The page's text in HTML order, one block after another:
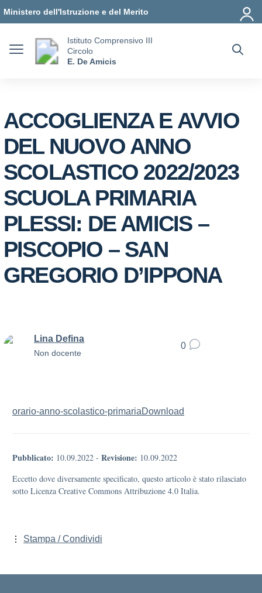
Ministero dell'Istruzione e del Merito
Istituto Comprensivo III
Circolo
E. De Amicis
ACCOGLIENZA E AVVIO
DEL NUOVO ANNO
SCOLASTICO 2022/2023
SCUOLA PRIMARIA
PLESSI: DE AMICIS –
PISCOPIO – SAN
GREGORIO D’IPPONA
Lina Defina
Non docente
0
orario-anno-scolastico-primariaDownload
Pubblicato: 10.09.2022 - Revisione: 10.09.2022
Eccetto dove diversamente specificato, questo articolo è stato rilasciato
sotto Licenza Creative Commons Attribuzione 4.0 Italia.
Stampa / Condividi